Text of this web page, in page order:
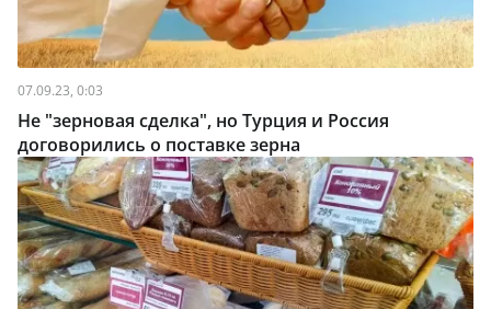
07.09.23, 0:03
Не "зерновая сделка", но Турция и Россия
договорились о поставке зерна